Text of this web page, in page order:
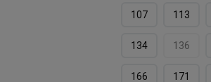
107 113
134 136
166 171